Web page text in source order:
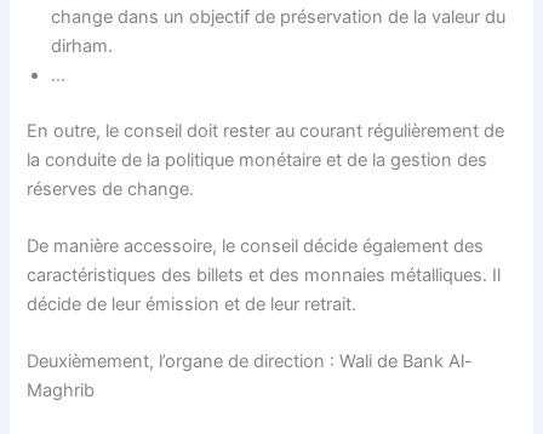
change dans un objectif de préservation de la valeur du
dirham.
…
En outre, le conseil doit rester au courant régulièrement de
la conduite de la politique monétaire et de la gestion des
réserves de change.
De manière accessoire, le conseil décide également des
caractéristiques des billets et des monnaies métalliques. Il
décide de leur émission et de leur retrait.
Deuxièmement, l’organe de direction : Wali de Bank Al-
Maghrib